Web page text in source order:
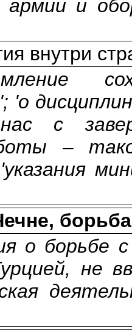
армии и
внутри
'о
нас с
–
о борьбе
не